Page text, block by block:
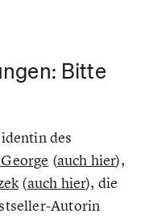
Bitte
des
(auch hier),
(auch hier), die
Autorin